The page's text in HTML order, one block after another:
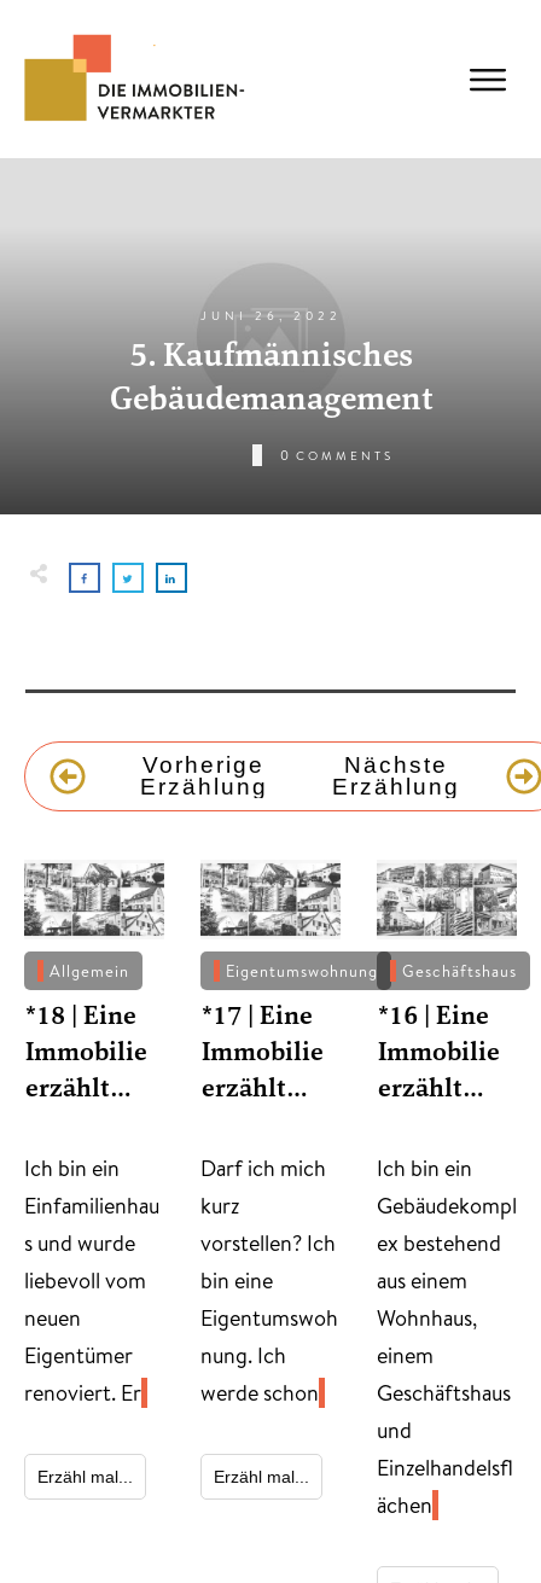
JUNI 26, 2022
5. Kaufmännisches
Gebäudemanagement
0 COMMENTS
Vorherige
Erzählung
Nächste
Erzählung
Allgemein
*18 | Eine
Immobilie
erzählt…
​Ich bin ein
Einfamilienhau
s und wurde
liebevoll vom
neuen
Eigentümer
renoviert. Er
Erzähl mal...
Eigentumswohnung
*17 | Eine
Immobilie
erzählt…
Darf ich mich
kurz
vorstellen? Ich
bin eine
Eigentumswoh
nung. Ich
werde schon
Erzähl mal...
Geschäftshaus
*16 | Eine
Immobilie
erzählt…
Ich bin ein
Gebäudekompl
ex bestehend
aus einem
Wohnhaus,
einem
Geschäftshaus
und
Einzelhandelsfl
ächen